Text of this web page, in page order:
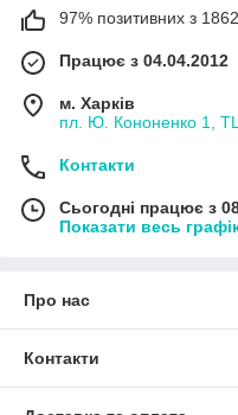
97% позитивних з 1862
Працює з 04.04.2012
м. Харків
пл. Ю. Кононенко 1, ТЦ
Контакти
Сьогодні працює з
Показати весь
Про нас
Контакти